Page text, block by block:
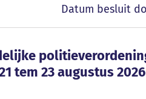
Datum besluit
tem 23 augustus 2026